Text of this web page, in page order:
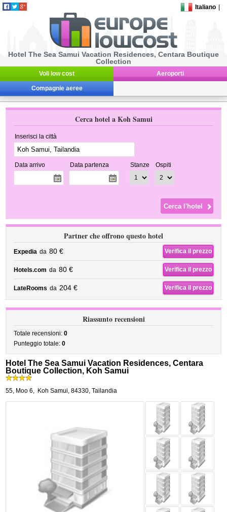
Italiano
Hotel The Sea Samui Vacation Residences, Centara Boutique
Collection
Voli low cost Aeroporti
Compagnie aeree
Cerca hotel a Koh Samui
Inserisci la città
Data arrivo Data partenza Stanze Ospiti
Partner che offrono questo hotel
Expedia da 80 € Verifica il prezzo
Hotels.com da 80 € Verifica il prezzo
LateRooms da 204 € Verifica il prezzo
Riassunto recensioni
Totale recensioni:0
Punteggio totale:0
Hotel The Sea Samui Vacation Residences, Centara
Boutique Collection, Koh Samui
55, Moo 6, Koh Samui,84330, Tailandia